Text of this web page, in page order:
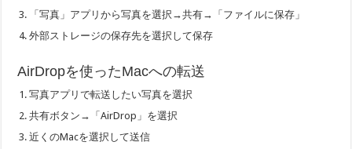
「写真」アプリから写真を選択→共有→「ファイルに保存」
外部ストレージの保存先を選択して保存
AirDropを使ったMacへの転送
写真アプリで転送したい写真を選択
共有ボタン→「AirDrop」を選択
近くのMacを選択して送信